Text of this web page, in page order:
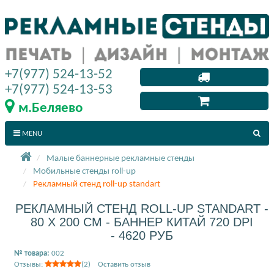
Малые баннерные рекламные стенды
Мобильные стенды roll-up
Рекламный стенд roll-up standart
РЕКЛАМНЫЙ СТЕНД ROLL-UP STANDART -
80 X 200 СМ - БАННЕР КИТАЙ 720 DPI
- 4620 РУБ
№ товара: 002
Отзывы:
(2) Оставить отзыв
+7(977) 524-13-52
+7(977) 524-13-53
м.Беляево
MENU